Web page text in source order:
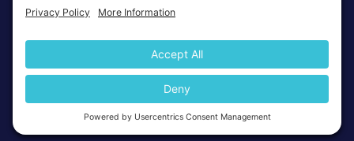
ARCHIDIOCÈSE OTTAWA-CORNWALL © TOUS DROITS
RÉSERVÉS 2026